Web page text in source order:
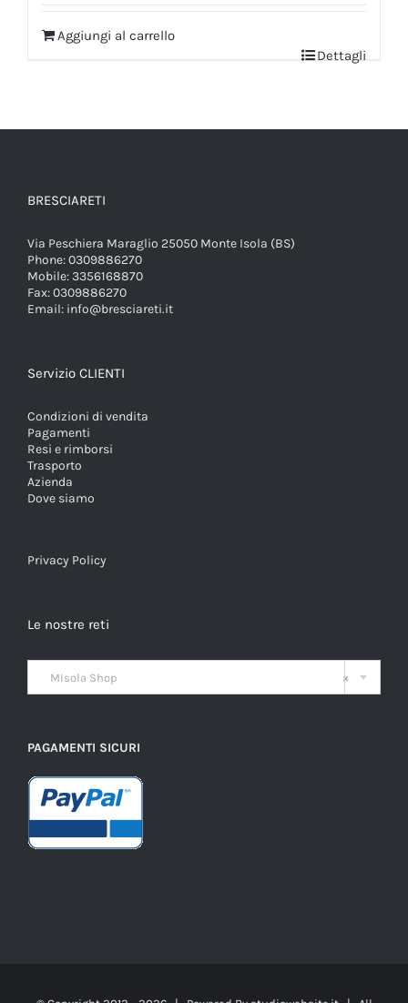
Aggiungi al carrello
Dettagli
BRESCIARETI
Via Peschiera Maraglio 25050 Monte Isola (BS)
Phone:0309886270
Mobile:3356168870
Fax:0309886270
Email: info@bresciareti.it
Servizio CLIENTI
Condizioni di vendita
Pagamenti
Resi e rimborsi
Trasporto
Azienda
Dove siamo
Privacy Policy
Le nostre reti

×
MIsola Shop
PAGAMENTI SICURI